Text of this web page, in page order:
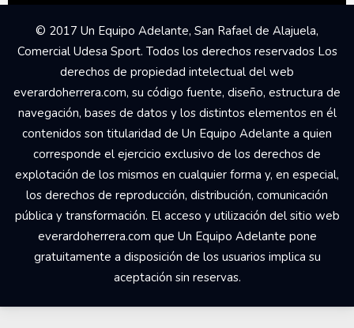
© 2017 Un Equipo Adelante, San Rafael de Alajuela,
Comercial Udesa Sport. Todos los derechos reservados Los
derechos de propiedad intelectual del web
everardoherrera.com, su código fuente, diseño, estructura de
navegación, bases de datos y los distintos elementos en él
contenidos son titularidad de Un Equipo Adelante a quien
corresponde el ejercicio exclusivo de los derechos de
explotación de los mismos en cualquier forma y, en especial,
los derechos de reproducción, distribución, comunicación
pública y transformación. El acceso y utilización del sitio web
everardoherrera.com que Un Equipo Adelante pone
gratuitamente a disposición de los usuarios implica su
aceptación sin reservas.